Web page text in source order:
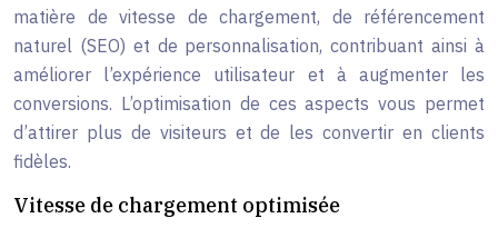
matière de vitesse de chargement, de référencement
naturel (SEO) et de personnalisation, contribuant ainsi à
améliorer l’expérience utilisateur et à augmenter les
conversions. L’optimisation de ces aspects vous permet
d’attirer plus de visiteurs et de les convertir en clients
fidèles.
Vitesse de chargement optimisée